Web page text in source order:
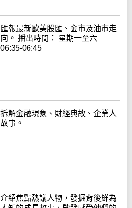
匯報最新歐美股匯、金市及油市走
向。 播出時間： 星期一至六
06:35-06:45
拆解金融現象、財經典故、企業人
故事。
介紹焦點熱議人物，發掘背後鮮為